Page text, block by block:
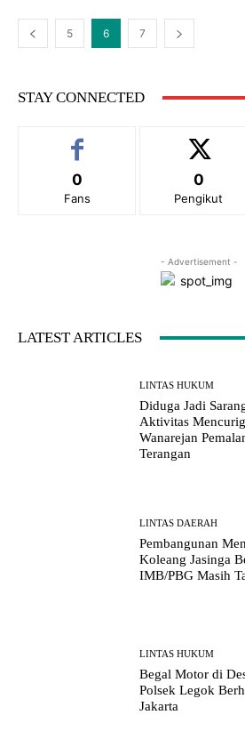
5 6 7
STAY CONNECTED
0
Fans
0
Pengikut
- Advertisement -
LATEST ARTICLES
LINTAS HUKUM
Diduga Jadi
Aktivitas
Wanarejan
Terangan
LINTAS DAERAH
Pembangunan
Koleang Jasinga
IMB/PBG Masih
LINTAS HUKUM
Begal Motor di
Polsek Legok
Jakarta